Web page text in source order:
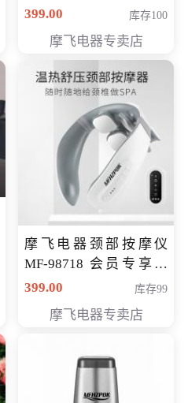
元
399.00 库存100
摩飞电器专卖店
摩飞电器颈部按摩仪
MF-98718 会员专享价
299元
399.00 库存99
摩飞电器专卖店